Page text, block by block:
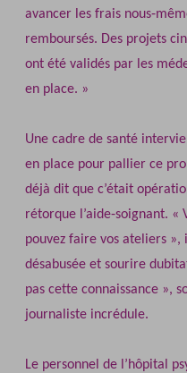
avancer les frais
remboursés. Des projets
ont été validés par les
en place. »
Une cadre de santé
en place pour pallier ce
déjà dit que c’était
rétorque l’aide‐soignant. «
pouvez faire vos ateliers
désabusée et sourire
pas cette connaissance »,
journaliste incrédule.
Le personnel de l’hôpital